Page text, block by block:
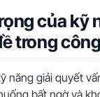
của kỹ
trong
năng giải quyết